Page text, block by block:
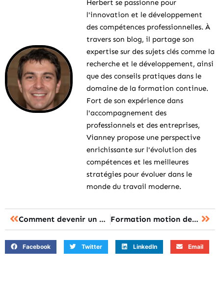
Herbert se passionne pour
l'innovation et le développement
des compétences professionnelles. À
travers son blog, il partage son
expertise sur des sujets clés comme la
recherche et le développement, ainsi
que des conseils pratiques dans le
domaine de la formation continue.
Fort de son expérience dans
l'accompagnement des
professionnels et des entreprises,
Vianney propose une perspective
enrichissante sur l'évolution des
compétences et les meilleures
stratégies pour évoluer dans le
monde du travail moderne.
Comment devenir un hypnotiseur : les étapes à suivre pour se lancer Formation motion design CPF : les 7 compétences à acquérir pour réussir
Facebook Twitter LinkedIn Email